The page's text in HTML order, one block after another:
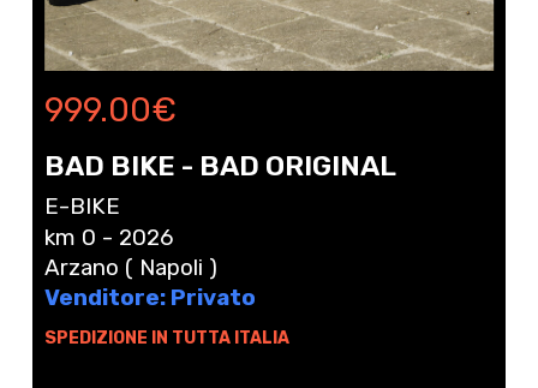
999.00€
BAD BIKE - BAD ORIGINAL
E-BIKE
km 0 - 2026
Arzano ( Napoli )
Venditore: Privato
SPEDIZIONE IN TUTTA ITALIA